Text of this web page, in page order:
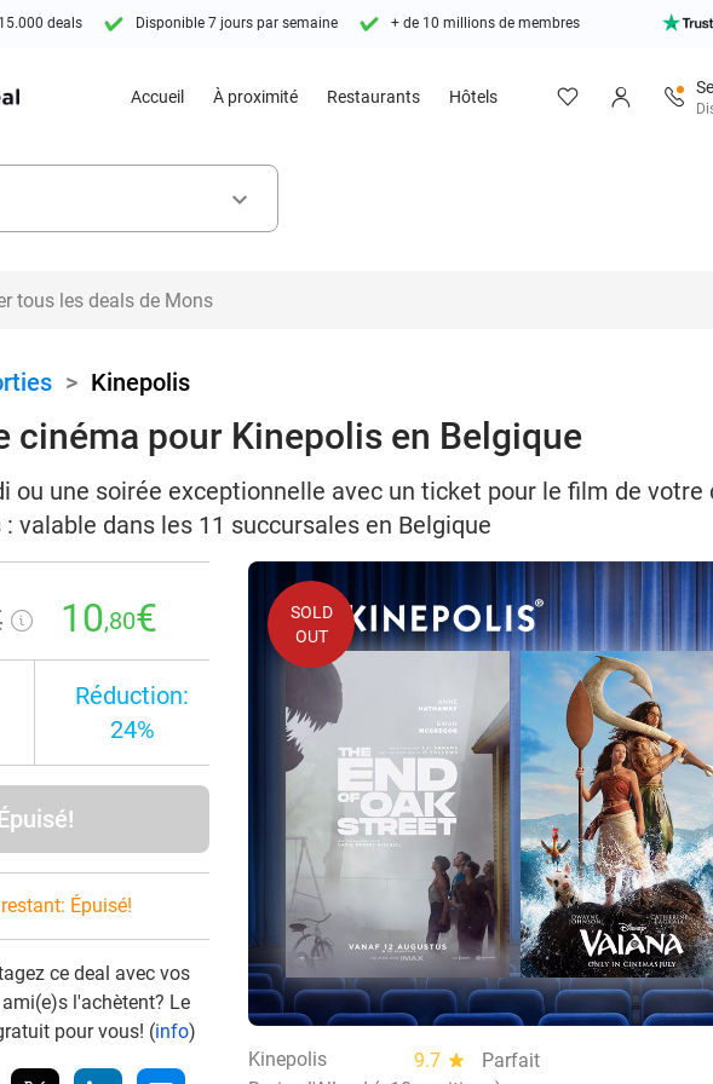
deals Disponible 7 jours par semaine + de 10 millions de membres
Accueil À proximité Restaurants Hôtels
keyboard_arrow_down
> Kinepolis
cinéma pour Kinepolis en Belgique
ou une soirée exceptionnelle avec un ticket pour le film de
: valable dans les 11 succursales en Belgique
10,80€
Réduction:
24%
Épuisé!
ce deal avec vos
l'achètent? Le
pour vous! (info)
SOLD
OUT
Kinepolis 9.7 star
Parfait